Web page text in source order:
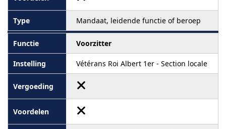
Mandaat, leidende functie of beroep
Voorzitter
Vétérans Roi Albert 1er - Section locale